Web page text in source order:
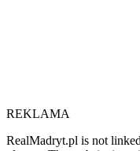
REKLAMA
RealMadryt.pl is not